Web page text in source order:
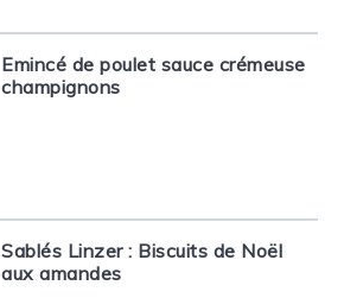
Emincé de poulet sauce crémeuse
champignons
Sablés Linzer : Biscuits de Noël
aux amandes